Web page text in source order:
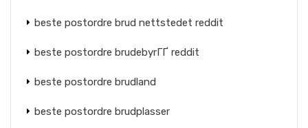
beste postordre brud nettstedet reddit
beste postordre brudebyrГҐ reddit
beste postordre brudland
beste postordre brudplasser